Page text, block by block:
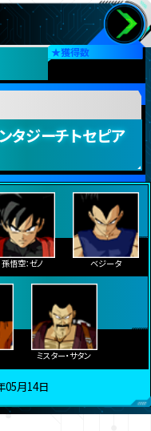
★獲得数
タジーチトセピア
孫悟空：ゼノ ベジータ
ミスター・サタン
05月14日